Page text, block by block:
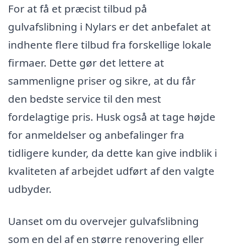
For at få et præcist tilbud på
gulvafslibning i Nylars er det anbefalet at
indhente flere tilbud fra forskellige lokale
firmaer. Dette gør det lettere at
sammenligne priser og sikre, at du får
den bedste service til den mest
fordelagtige pris. Husk også at tage højde
for anmeldelser og anbefalinger fra
tidligere kunder, da dette kan give indblik i
kvaliteten af arbejdet udført af den valgte
udbyder.
Uanset om du overvejer gulvafslibning
som en del af en større renovering eller